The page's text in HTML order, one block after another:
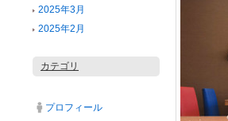
2025年3月
2025年2月
カテゴリ
プロフィール